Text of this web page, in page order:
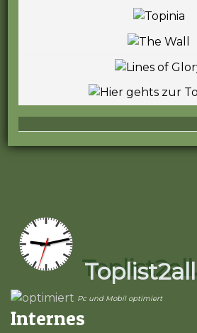
Pc und Mobil optimiert
Internes